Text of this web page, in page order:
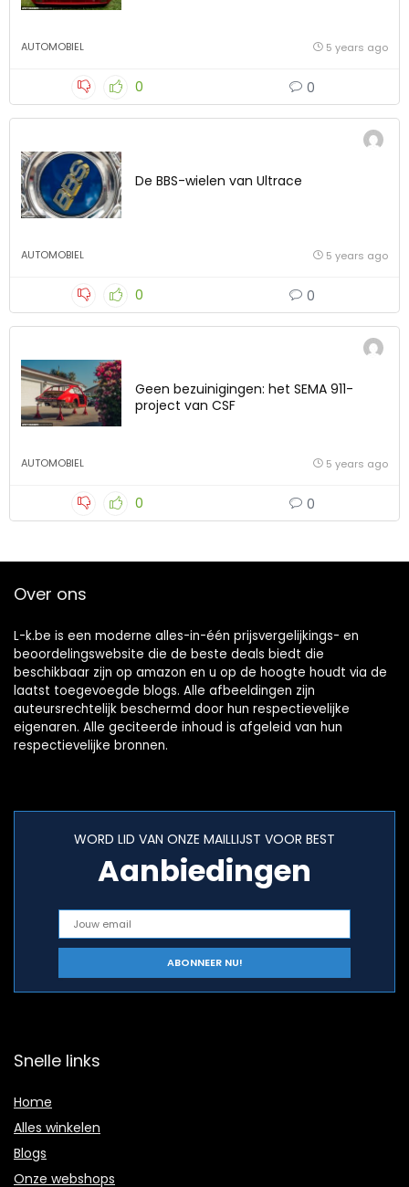
AUTOMOBIEL 5 years ago
0 0
De BBS-wielen van Ultrace
AUTOMOBIEL 5 years ago
0 0
Geen bezuinigingen: het SEMA 911-
project van CSF
AUTOMOBIEL 5 years ago
0 0
Over ons
L-k.be is een moderne alles-in-één prijsvergelijkings- en
beoordelingswebsite die de beste deals biedt die
beschikbaar zijn op amazon en u op de hoogte houdt via de
laatst toegevoegde blogs. Alle afbeeldingen zijn
auteursrechtelijk beschermd door hun respectievelijke
eigenaren. Alle geciteerde inhoud is afgeleid van hun
respectievelijke bronnen.
WORD LID VAN ONZE MAILLIJST VOOR BEST
Aanbiedingen
Snelle links
Home
Alles winkelen
Blogs
Onze webshops